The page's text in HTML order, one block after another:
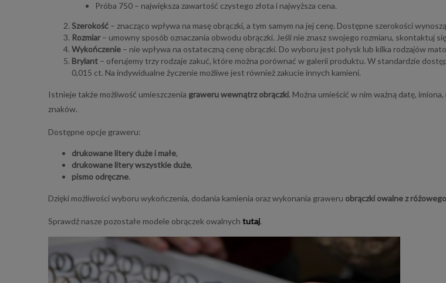
Próba 750 – największa zawartość czystego złota i najwyższa cena.
Szerokość – znacząco wpływa na masę obrączki, a tym samym na jej cenę. Dostępne szerokości
Rozmiar– umowny sposób oznaczania obwodu obrączki. Jeśli nie znasz swojego rozmiaru, skontaktuj
Wykończenie – nie wpływa na ostateczną cenę obrączki. Do wyboru jest połysk lub kilka rodzajów
Brylant – oferujemy trzy rodzaje zakuć, które można porównać w galerii produktu. W standardzie
0,015 ct. Na indywidualne życzenie możliwe jest również zakucie innych kamieni.
Istnieje także możliwość umieszczenia graweru wewnątrz obrączki. Można umieścić w nim ważną datę,
znaków.
Dostępne opcje graweru:
drukowane litery duże i małe,
drukowane litery wszystkie duże,
pismo odręczne.
Dzięki możliwości wyboru wykończenia, dodania kamienia oraz wykonania graweru obrączki owalne z
Sprawdź nasze pozostałe modele obrączek owalnych tutaj.